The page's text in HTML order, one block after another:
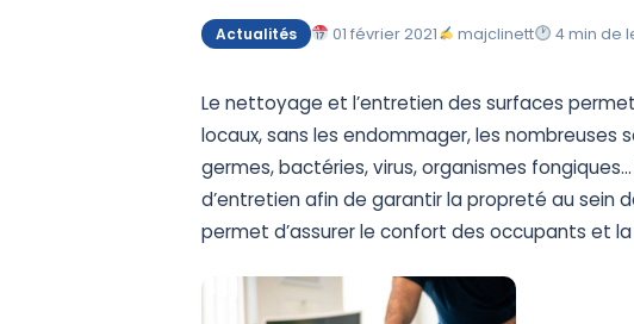
Actualités 01 février 2021 majclinett 4 min de
Le nettoyage et l’entretien des surfaces
locaux, sans les endommager, les nombreuses
germes, bactéries, virus, organismes
d’entretien afin de garantir la propreté au sein
permet d’assurer le confort des occupants et